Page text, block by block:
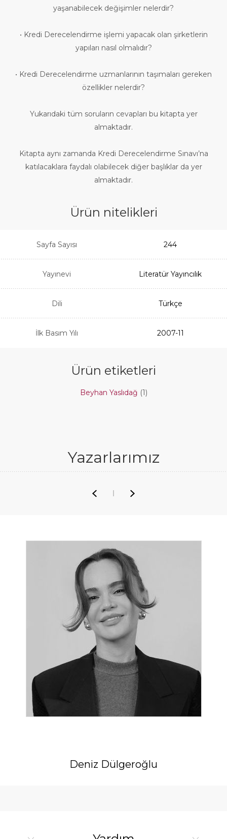
yaşanabilecek değişimler nelerdir?
• Kredi Derecelendirme işlemi yapacak olan şirketlerin
yapıları nasıl olmalıdır?
• Kredi Derecelendirme uzmanlarının taşımaları gereken
özellikler nelerdir?
Yukarıdaki tüm soruların cevapları bu kitapta yer
almaktadır.
Kitapta aynı zamanda Kredi Derecelendirme Sınavı’na
katılacaklara faydalı olabilecek diğer başlıklar da yer
almaktadır.
Ürün nitelikleri
Sayfa Sayısı 244
Yayınevi Literatür Yayıncılık
Dili Türkçe
İlk Basım Yılı 2007-11
Ürün etiketleri
Beyhan Yaslıdağ (1)
Yazarlarımız
Deniz Dülgeroğlu